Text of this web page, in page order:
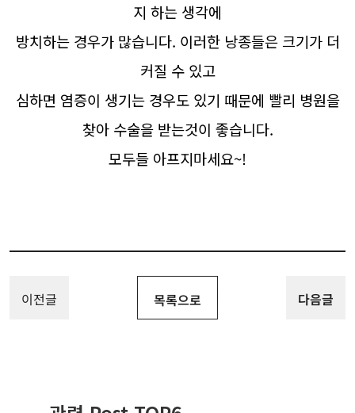
지 하는 생각에
방치하는 경우가 많습니다. 이러한 낭종들은 크기가 더
커질 수 있고
심하면 염증이 생기는 경우도 있기 때문에 빨리 병원을
찾아 수술을 받는것이 좋습니다.
모두들 아프지마세요~!
이전글 목록으로 다음글